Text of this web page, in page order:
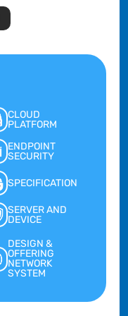
CLOUD
PLATFORM
ENDPOINT
SECURITY
SPECIFICATION
SERVER AND
DEVICE
DESIGN &
OFFERING
NETWORK
SYSTEM